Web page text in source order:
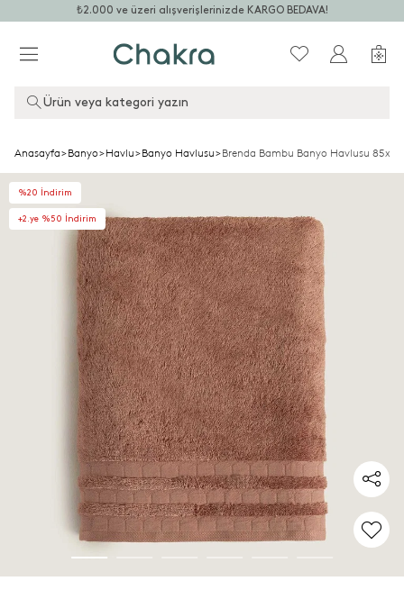
₺2.000 ve üzeri alışverişlerinizde KARGO BEDAVA!
Ürün veya kategori yazın
Anasayfa>Banyo>Havlu>Banyo Havlusu>Brenda Bambu Banyo Havlusu
%20 İndirim
+2.ye %50 İndirim